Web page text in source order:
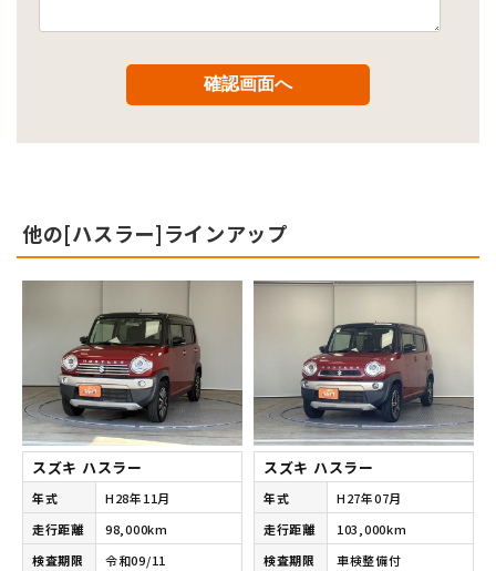
他の[ハスラー]ラインアップ
スズキ ハスラー
年式
H28年11月
走行距離
98,000km
検査期限
令和09/11
スズキ ハスラー
年式
H27年07月
走行距離
103,000km
検査期限
車検整備付